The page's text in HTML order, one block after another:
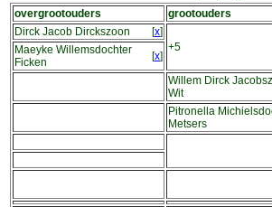
overgrootouders grootouders
Dirck Jacob Dirckszoon
[x]
+5
Maeyke Willemsdochter
Ficken
[x]
Willem Dirck
Wit
Pitronella
Metsers